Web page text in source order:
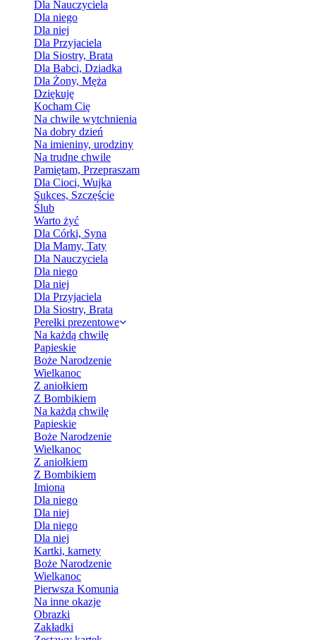
Dla Nauczyciela
Dla niego
Dla niej
Dla Przyjaciela
Dla Siostry, Brata
Dla Babci, Dziadka
Dla Żony, Męża
Dziękuję
Kocham Cię
Na chwile wytchnienia
Na dobry dzień
Na imieniny, urodziny
Na trudne chwile
Pamiętam, Przepraszam
Dla Cioci, Wujka
Sukces, Szczęście
Ślub
Warto żyć
Dla Córki, Syna
Dla Mamy, Taty
Dla Nauczyciela
Dla niego
Dla niej
Dla Przyjaciela
Dla Siostry, Brata
Perełki prezentowe
Na każdą chwilę
Papieskie
Boże Narodzenie
Wielkanoc
Z aniołkiem
Z Bombikiem
Na każdą chwilę
Papieskie
Boże Narodzenie
Wielkanoc
Z aniołkiem
Z Bombikiem
Imiona
Dla niego
Dla niej
Dla niego
Dla niej
Kartki, karnety
Boże Narodzenie
Wielkanoc
Pierwsza Komunia
Na inne okazje
Obrazki
Zakładki